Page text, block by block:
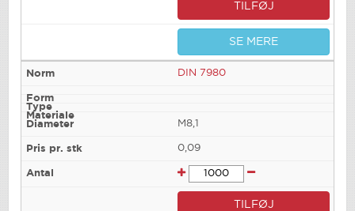
TILFØJ
SE MERE
DIN 7980
M8,1
0,09
TILFØJ